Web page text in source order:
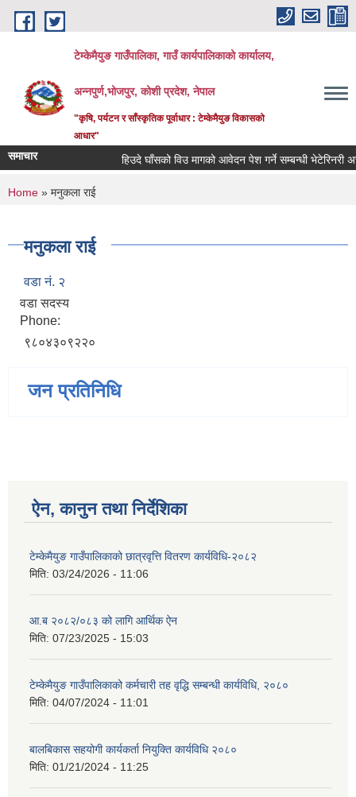
Skip to main content
टेम्केमैयुङ गाउँपालिका, गाउँ कार्यपालिकाको कार्यालय,
अन्नपुर्ण,भोजपुर, कोशी प्रदेश, नेपाल
"कृषि, पर्यटन र साँस्कृतिक पूर्वाधार : टेम्केमैयुङ विकासको
आधार"
समाचार हिउदे घाँसको विउ मागको आवेदन पेश गर्ने सम्बन्धी भेटेरिनरी
You are here
Home » मनुकला राई
मनुकला राई
वडा नं. २
वडा सदस्य
Phone:
९८०४३०९२२०
जन प्रतिनिधि
ऐन, कानुन तथा निर्देशिका
टेम्केमैयुङ गाउँपालिकाको छात्रवृत्ति वितरण कार्यविधि-२०८२
मिति: 03/24/2026 - 11:06
आ.ब २०८२/०८३ को लागि आर्थिक ऐन
मिति: 07/23/2025 - 15:03
टेम्केमैयुङ गाउँपालिकाको कर्मचारी तह वृद्धि सम्बन्धी कार्यविधि, २०८०
मिति: 04/07/2024 - 11:01
बालबिकास सहयोगी कार्यकर्ता नियुक्ति कार्यविधि २०८०
मिति: 01/21/2024 - 11:25